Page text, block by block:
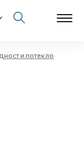
и потекло